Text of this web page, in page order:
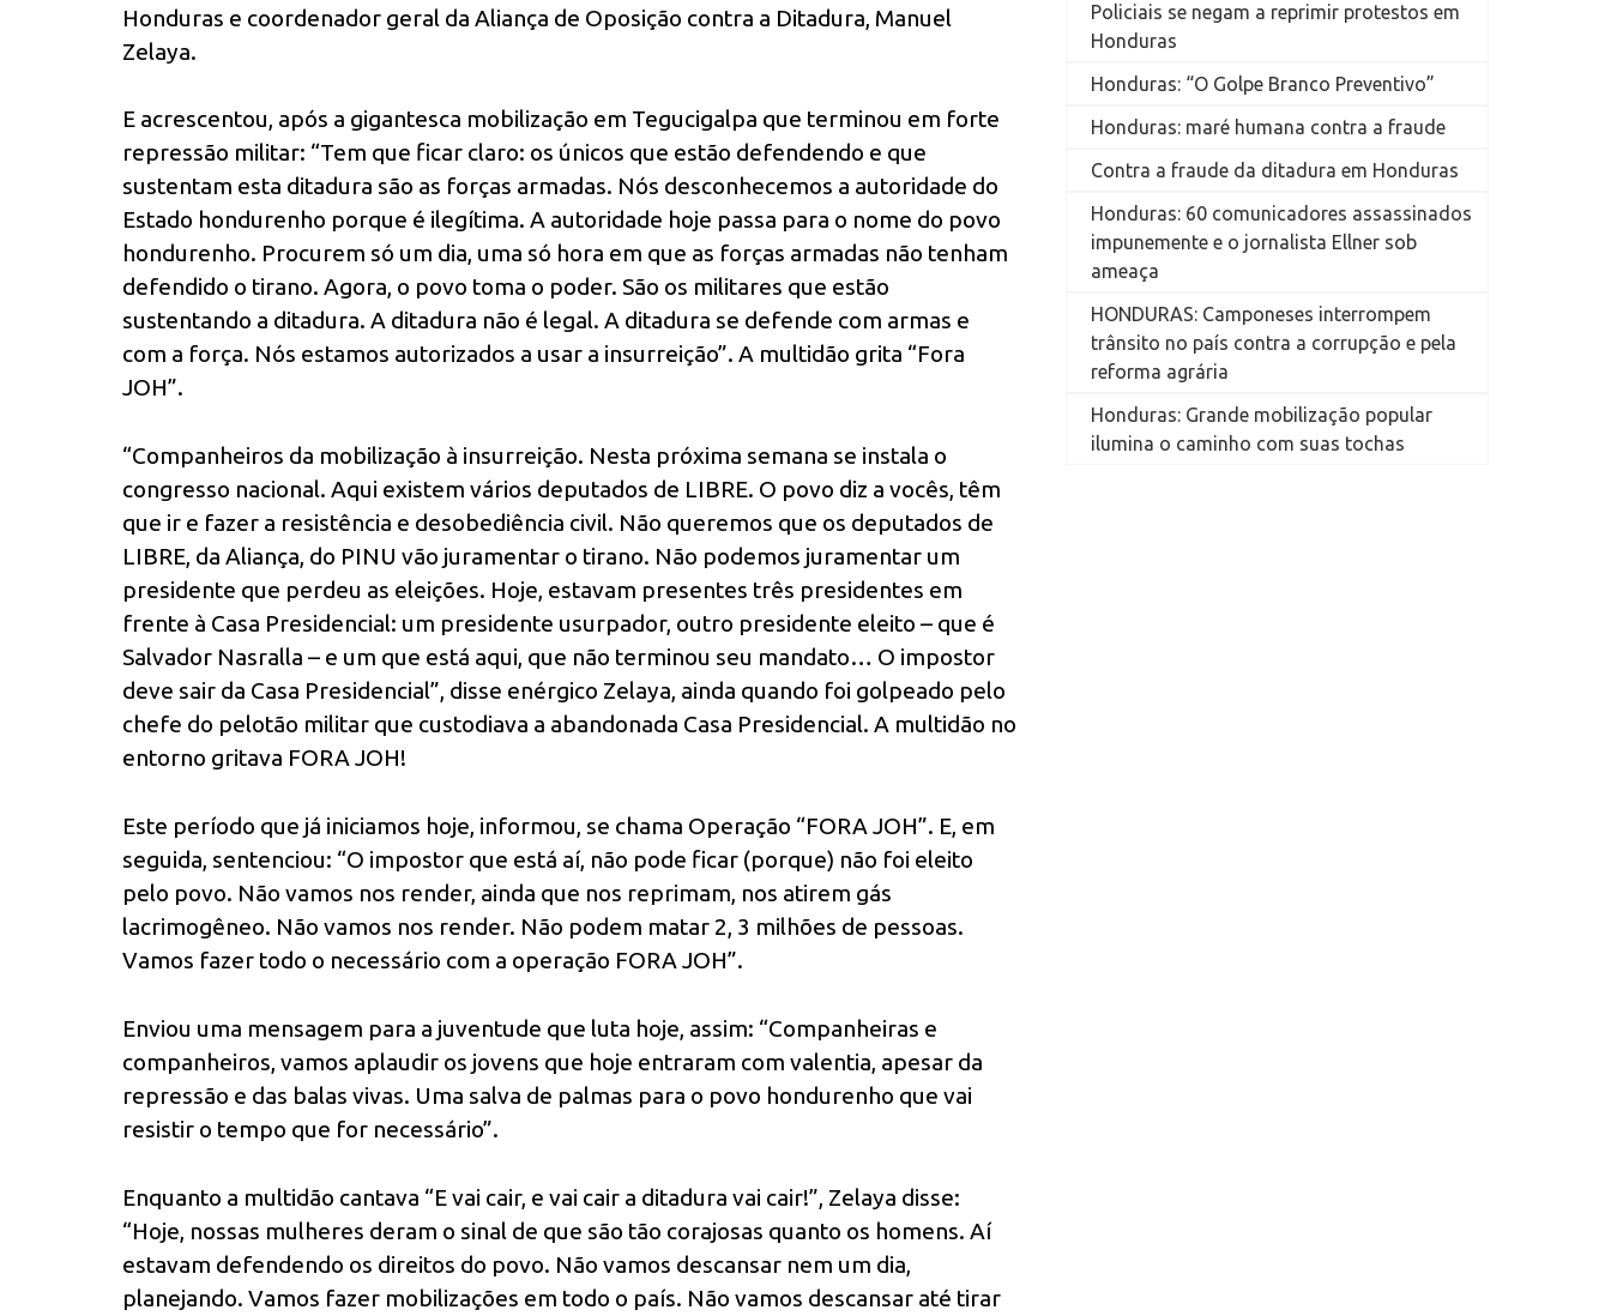
Honduras e coordenador geral da Aliança de Oposição contra a Ditadura, Manuel
Zelaya.
E acrescentou, após a gigantesca mobilização em Tegucigalpa que terminou em forte
repressão militar: “Tem que ficar claro: os únicos que estão defendendo e que
sustentam esta ditadura são as forças armadas. Nós desconhecemos a autoridade do
Estado hondurenho porque é ilegítima. A autoridade hoje passa para o nome do povo
hondurenho. Procurem só um dia, uma só hora em que as forças armadas não tenham
defendido o tirano. Agora, o povo toma o poder. São os militares que estão
sustentando a ditadura. A ditadura não é legal. A ditadura se defende com armas e
com a força. Nós estamos autorizados a usar a insurreição”. A multidão grita “Fora
JOH”.
“Companheiros da mobilização à insurreição. Nesta próxima semana se instala o
congresso nacional. Aqui existem vários deputados de LIBRE. O povo diz a vocês, têm
que ir e fazer a resistência e desobediência civil. Não queremos que os deputados de
LIBRE, da Aliança, do PINU vão juramentar o tirano. Não podemos juramentar um
presidente que perdeu as eleições. Hoje, estavam presentes três presidentes em
frente à Casa Presidencial: um presidente usurpador, outro presidente eleito – que é
Salvador Nasralla – e um que está aqui, que não terminou seu mandato… O impostor
deve sair da Casa Presidencial”, disse enérgico Zelaya, ainda quando foi golpeado pelo
chefe do pelotão militar que custodiava a abandonada Casa Presidencial. A multidão no
entorno gritava FORA JOH!
Este período que já iniciamos hoje, informou, se chama Operação “FORA JOH”. E, em
seguida, sentenciou: “O impostor que está aí, não pode ficar (porque) não foi eleito
pelo povo. Não vamos nos render, ainda que nos reprimam, nos atirem gás
lacrimogêneo. Não vamos nos render. Não podem matar 2, 3 milhões de pessoas.
Vamos fazer todo o necessário com a operação FORA JOH”.
Enviou uma mensagem para a juventude que luta hoje, assim: “Companheiras e
companheiros, vamos aplaudir os jovens que hoje entraram com valentia, apesar da
repressão e das balas vivas. Uma salva de palmas para o povo hondurenho que vai
resistir o tempo que for necessário”.
Enquanto a multidão cantava “E vai cair, e vai cair a ditadura vai cair!”, Zelaya disse:
“Hoje, nossas mulheres deram o sinal de que são tão corajosas quanto os homens. Aí
estavam defendendo os direitos do povo. Não vamos descansar nem um dia,
planejando. Vamos fazer mobilizações em todo o país. Não vamos descansar até tirar
Policiais se negam a reprimir protestos em
Honduras
Honduras: “O Golpe Branco Preventivo”
Honduras: maré humana contra a fraude
Contra a fraude da ditadura em Honduras
Honduras: 60 comunicadores assassinados
impunemente e o jornalista Ellner sob
ameaça
HONDURAS: Camponeses interrompem
trânsito no país contra a corrupção e pela
reforma agrária
Honduras: Grande mobilização popular
ilumina o caminho com suas tochas